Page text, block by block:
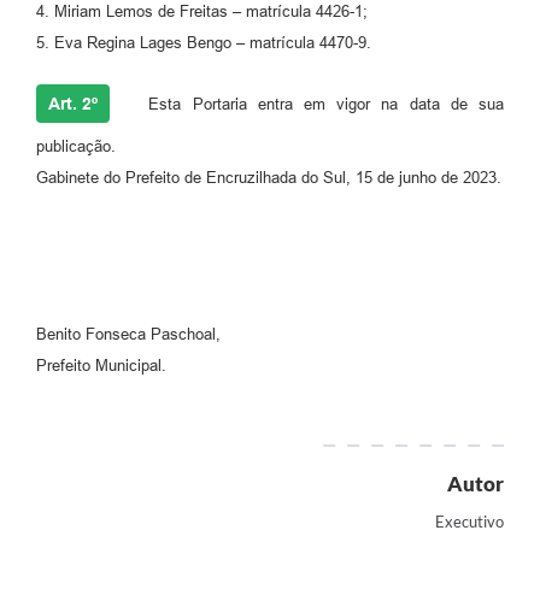
4. Miriam Lemos de Freitas – matrícula 4426-1;
5. Eva Regina Lages Bengo – matrícula 4470-9.
Art. 2º Esta Portaria entra em vigor na data de sua
publicação.
Gabinete do Prefeito de Encruzilhada do Sul, 15 de junho de 2023.
Benito Fonseca Paschoal,
Prefeito Municipal.
Autor
Executivo